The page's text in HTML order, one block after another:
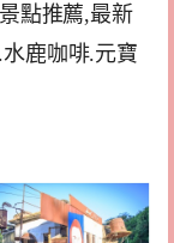
點推薦,最新
鹿咖啡.元寶